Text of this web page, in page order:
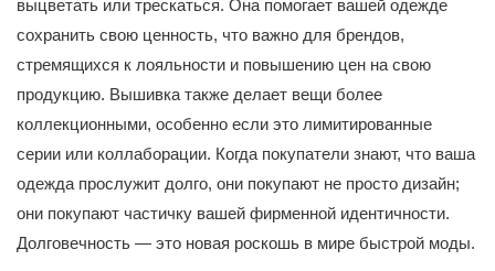
выцветать или трескаться. Она помогает вашей одежде
сохранить свою ценность, что важно для брендов,
стремящихся к лояльности и повышению цен на свою
продукцию. Вышивка также делает вещи более
коллекционными, особенно если это лимитированные
серии или коллаборации. Когда покупатели знают, что ваша
одежда прослужит долго, они покупают не просто дизайн;
они покупают частичку вашей фирменной идентичности.
Долговечность — это новая роскошь в мире быстрой моды.